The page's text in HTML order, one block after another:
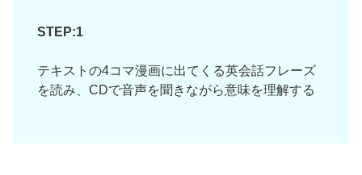
STEP:1
テキストの4コマ漫画に出てくる英会話フレーズ
を読み、CDで音声を聞きながら意味を理解する